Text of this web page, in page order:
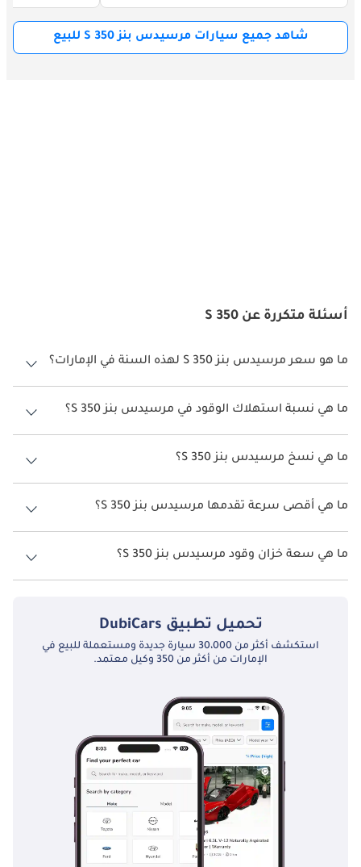
شاهد جميع سيارات مرسيدس بنز S 350 للبيع
أسئلة متكررة عن S 350
ما هو سعر مرسيدس بنز S 350 لهذه السنة في الإمارات؟
مرسيدس بنز S 350 لهذه السنة في الإمارات هو TBD.
ما هي نسبة استهلاك الوقود في مرسيدس بنز S 350؟
اقترحت الشركة المصنعة أن تكون نسبة توفير استهلاك الوقود لسيارة
مرسيدس بنز S 350 هو TBD.
ما هي نسخ مرسيدس بنز S 350؟
نسخ مرسيدس بنز S 350 هي .
ما هي أقصى سرعة تقدمها مرسيدس بنز S 350؟
السرعة القصوى مرسيدس بنز S 350 هي TBD.
ما هي سعة خزان وقود مرسيدس بنز S 350؟
تبلغ سعة خزان الوقود في مرسيدس بنز S 350 TBD.
تحميل تطبيق DubiCars
استكشف أكثر من 30،000 سيارة جديدة ومستعملة للبيع في
الإمارات من أكثر من 350 وكيل معتمد.